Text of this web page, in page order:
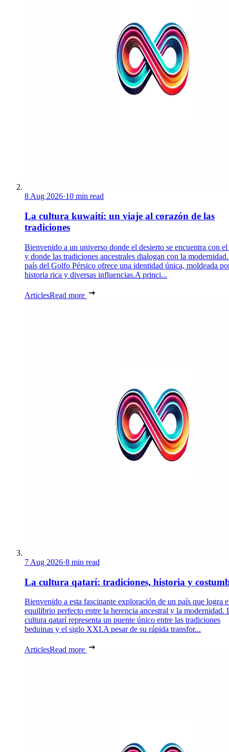
8 Aug 2026·10 min read
La cultura kuwaití: un viaje al corazón de las
tradiciones
Bienvenido a un universo donde el desierto se encuentra con el
y donde las tradiciones ancestrales dialogan con la
país del Golfo Pérsico ofrece una identidad única, moldeada
historia rica y diversas influencias.A princi...
ArticlesRead more
7 Aug 2026·8 min read
La cultura qatarí: tradiciones, historia y
Bienvenido a esta fascinante exploración de un país que logra
equilibrio perfecto entre la herencia ancestral y la modernidad.
cultura qatarí representa un puente único entre las tradiciones
beduinas y el siglo XXI.A pesar de su rápida transfor...
ArticlesRead more